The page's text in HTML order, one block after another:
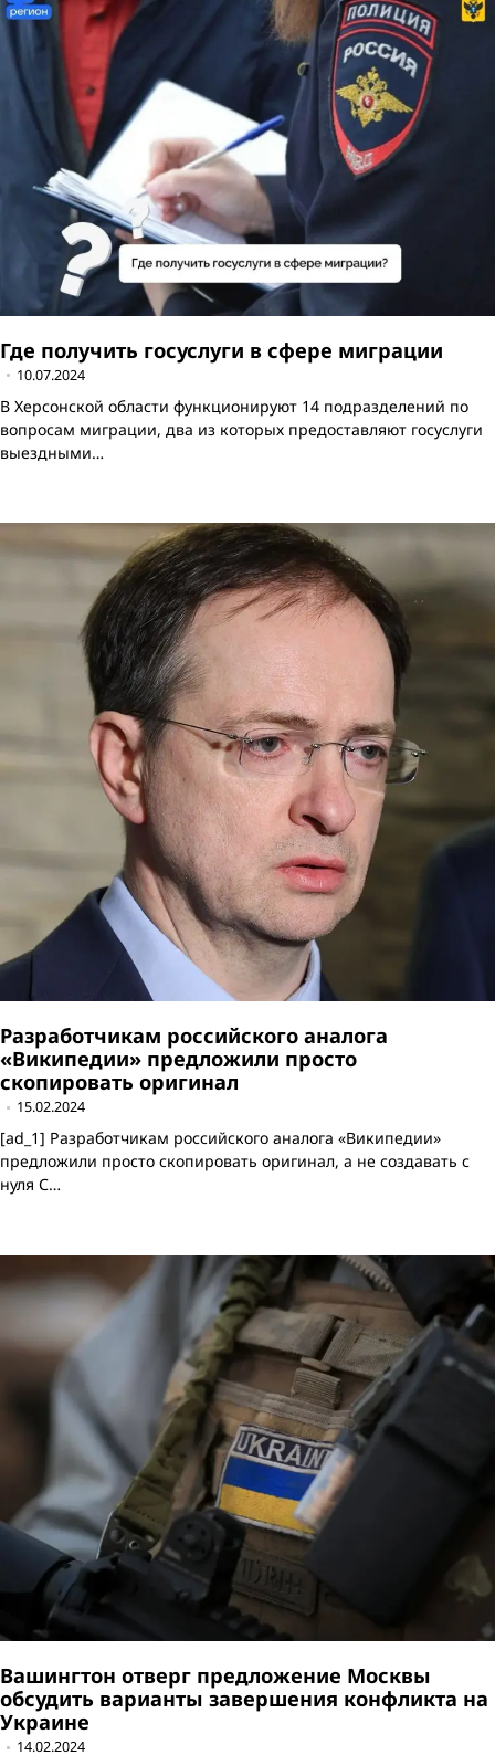
Где получить госуслуги в сфере миграции
10.07.2024
В Херсонской области функционируют 14 подразделений по
вопросам миграции, два из которых предоставляют госуслуги
выездными…
Разработчикам российского аналога
«Википедии» предложили просто
скопировать оригинал
15.02.2024
[ad_1] Разработчикам российского аналога «Википедии»
предложили просто скопировать оригинал, а не создавать с
нуля С…
Вашингтон отверг предложение Москвы
обсудить варианты завершения конфликта на
Украине
14.02.2024